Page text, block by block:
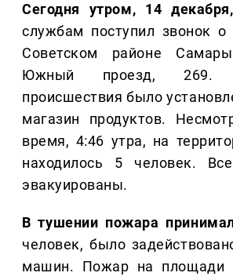
Сегодня утром, 14 декабря,
службам поступил звонок о
Советском районе
Южный проезд, 269.
происшествия было
магазин продуктов.
время, 4:46 утра, на
находилось 5 человек.
эвакуированы.
В тушении пожара
человек, было
машин. Пожар на площади